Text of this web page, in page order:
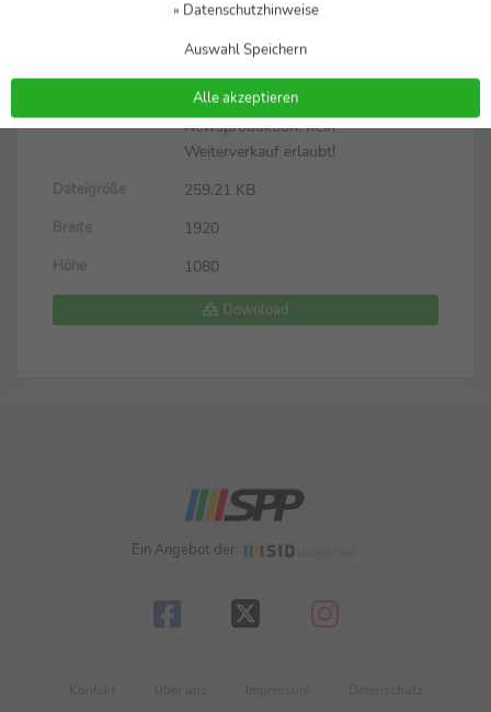
© Team Deutschland Paralympics
Nur zur redaktionellen Nutzung /
Newsproduktion. Kein
Weiterverkauf erlaubt!
Dateigröße 259.21 KB
Breite 1920
Höhe 1080
Download
Ein Angebot der
» Datenschutzhinweise
Auswahl Speichern
Alle akzeptieren